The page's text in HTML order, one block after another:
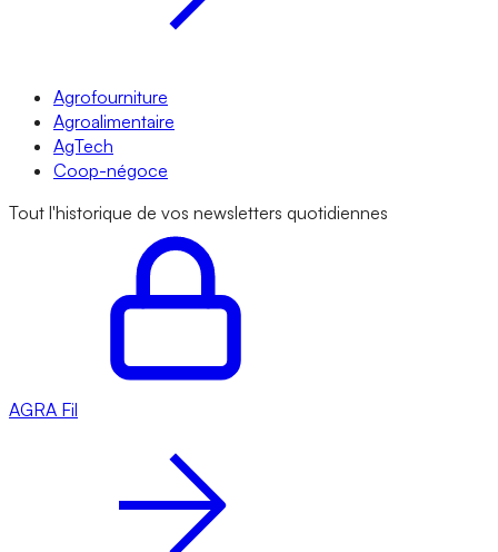
Agrofourniture
Agroalimentaire
AgTech
Coop-négoce
Tout l'historique de vos newsletters quotidiennes
AGRA Fil